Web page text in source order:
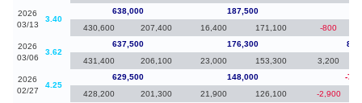
2026
03/13
3.40
638,000 187,500
430,600
207,400 16,400 171,100 -800
2026
03/06
3.62
637,500 176,300
431,400
206,100 23,000 153,300 3,200
2026
02/27
4.25
629,500 148,000
-
428,200
201,300 21,900 126,100 -2,900